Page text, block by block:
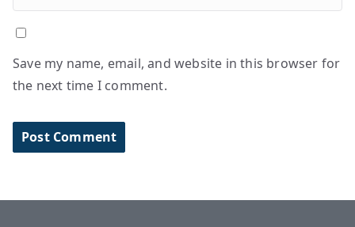
Save my name, email, and website in this browser for
the next time I comment.